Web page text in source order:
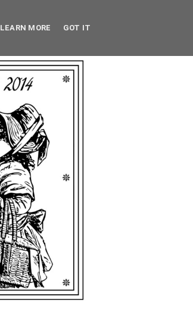
LEARN MORE GOT IT